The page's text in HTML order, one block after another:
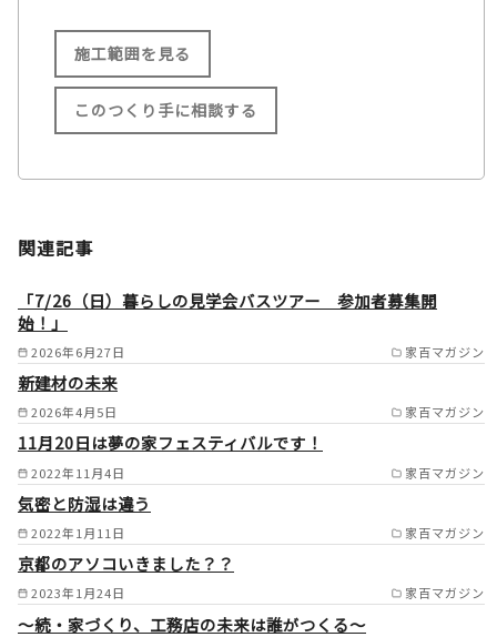
施工範囲を見る
施工範囲
三浦市の一部 / 藤沢市 /
綾瀬市 / 海老名市の一部 /
伊勢原市の一部 /
平塚市の一部 /
東京都（世田谷区 / 目黒区 /
大田区） /
このつくり手に相談する
関連記事
2026年6月27日 家百マガジン
「7/26（日）暮らしの見学会バスツアー 参加者募集開
始！」
2026年4月5日 家百マガジン
新建材の未来
2022年11月4日 家百マガジン
11月20日は夢の家フェスティバルです！
2022年1月11日 家百マガジン
気密と防湿は違う
2023年1月24日 家百マガジン
京都のアソコいきました？？
～続・家づくり、工務店の未来は誰がつくる～